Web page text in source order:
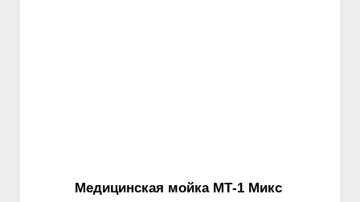
Медицинская мойка МТ-1 Микс